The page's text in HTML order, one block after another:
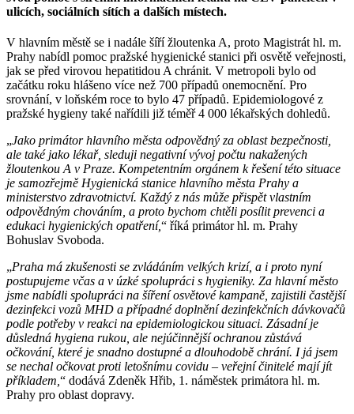
ulicích, sociálních sítích a dalších místech.
V hlavním městě se i nadále šíří žloutenka A, proto Magistrát hl. m.
Prahy nabídl pomoc pražské hygienické stanici při osvětě veřejnosti,
jak se před virovou hepatitidou A chránit. V metropoli bylo od
začátku roku hlášeno více než 700 případů onemocnění. Pro
srovnání, v loňském roce to bylo 47 případů. Epidemiologové z
pražské hygieny také nařídili již téměř 4 000 lékařských dohledů.
„Jako primátor hlavního města odpovědný za oblast bezpečnosti,
ale také jako lékař, sleduji negativní vývoj počtu nakažených
žloutenkou A v Praze. Kompetentním orgánem k řešení této situace
je samozřejmě Hygienická stanice hlavního města Prahy a
ministerstvo zdravotnictví. Každý z nás může přispět vlastním
odpovědným chováním, a proto bychom chtěli posílit prevenci a
edukaci hygienických opatření,“ říká primátor hl. m. Prahy
Bohuslav Svoboda.
„Praha má zkušenosti se zvládáním velkých krizí, a i proto nyní
postupujeme včas a v úzké spolupráci s hygieniky. Za hlavní město
jsme nabídli spolupráci na šíření osvětové kampaně, zajistili častější
dezinfekci vozů MHD a případné doplnění dezinfekčních dávkovačů
podle potřeby v reakci na epidemiologickou situaci. Zásadní je
důsledná hygiena rukou, ale nejúčinnější ochranou zůstává
očkování, které je snadno dostupné a dlouhodobě chrání. I já jsem
se nechal očkovat proti letošnímu covidu – veřejní činitelé mají jít
příkladem, “ dodává Zdeněk Hřib, 1. náměstek primátora hl. m.
Prahy pro oblast dopravy.